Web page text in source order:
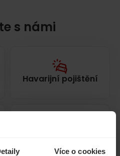
Více o cookies
s námi
Havarijní pojištění